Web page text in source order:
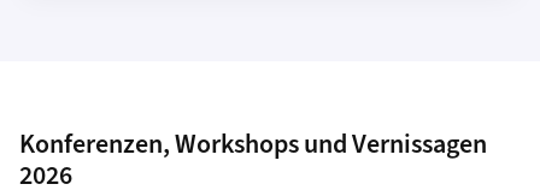
Konferenzen, Workshops und Vernissagen
2026